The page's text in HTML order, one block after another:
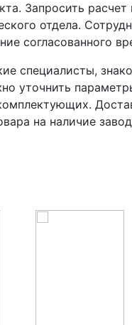
Запросить
отдела.
согласованного
специалисты,
уточнить
на наличие